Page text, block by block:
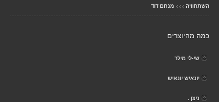
השתחוויה >>> מנחם דוד
כמה מהיוצרים
שי-לי מילר
יונאיש יונאיש
ניצן .